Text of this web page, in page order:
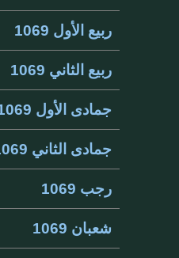
ربيع الأول 1069
ربيع الثاني 1069
جمادى الأول 1069
جمادى الثاني 1069
رجب 1069
شعبان 1069